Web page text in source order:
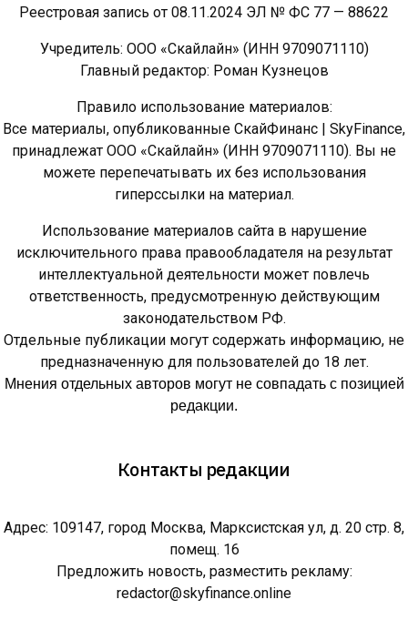
Реестровая запись от 08.11.2024 ЭЛ № ФС 77 — 88622
Учредитель: ООО «Скайлайн» (ИНН 9709071110)
Главный редактор: Роман Кузнецов
Правило использование материалов:
Все материалы, опубликованные СкайФинанс | SkyFinance,
принадлежат ООО «Скайлайн» (ИНН 9709071110). Вы не
можете перепечатывать их без использования
гиперссылки на материал.
Использование материалов сайта в нарушение
исключительного права правообладателя на результат
интеллектуальной деятельности может повлечь
ответственность, предусмотренную действующим
законодательством РФ.
Отдельные публикации могут содержать информацию, не
предназначенную для пользователей до 18 лет.
Мнения отдельных авторов могут не совпадать с позицией
редакции.
Контакты редакции
Адрес: 109147, город Москва, Марксистская ул, д. 20 стр. 8,
помещ. 16
Предложить новость, разместить рекламу:
redactor@skyfinance.online